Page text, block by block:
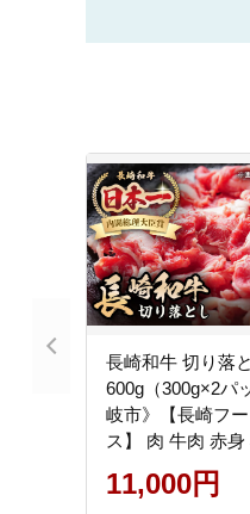
長崎和牛 切り落
600g（300g×2パ
岐市》【長崎フ
ス】 肉 牛肉 赤身
産 切落し 切り落
送 11000 11000
11,000円